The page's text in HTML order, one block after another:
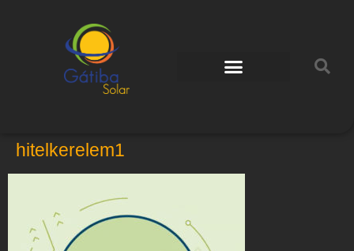
hitelkerelem1